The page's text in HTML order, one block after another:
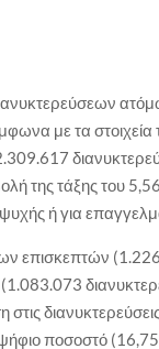
με τα
της τάξης του
ή για
επισκεπτών
ποσοστό